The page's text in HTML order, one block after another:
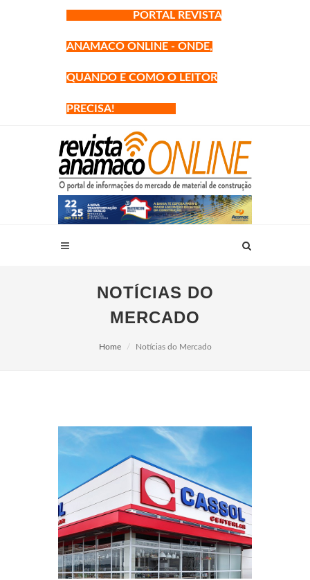
PORTAL REVISTA
ANAMACO ONLINE - ONDE,
QUANDO E COMO O LEITOR
PRECISA!
NOTÍCIAS DO
MERCADO
Home Notícias do Mercado